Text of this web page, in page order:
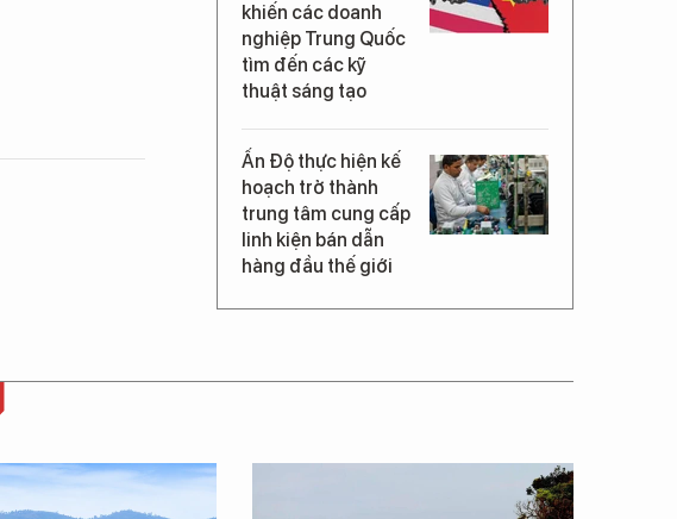
khiến các doanh
nghiệp Trung Quốc
tìm đến các kỹ
thuật sáng tạo
Ấn Độ thực hiện kế
hoạch trở thành
trung tâm cung cấp
linh kiện bán dẫn
hàng đầu thế giới